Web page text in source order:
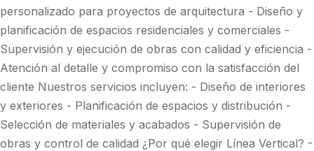
personalizado para proyectos de arquitectura - Diseño y
planificación de espacios residenciales y comerciales -
Supervisión y ejecución de obras con calidad y eficiencia -
Atención al detalle y compromiso con la satisfacción del
cliente Nuestros servicios incluyen: - Diseño de interiores
y exteriores - Planificación de espacios y distribución -
Selección de materiales y acabados - Supervisión de
obras y control de calidad ¿Por qué elegir Línea Vertical? -